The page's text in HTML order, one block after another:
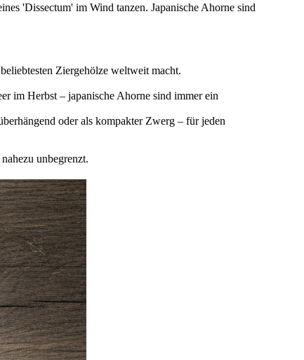
'Dissectum' im Wind tanzen. Japanische Ahorne sind
Ziergehölze weltweit macht.
im Herbst – japanische Ahorne sind immer ein
oder als kompakter Zwerg – für jeden
unbegrenzt.